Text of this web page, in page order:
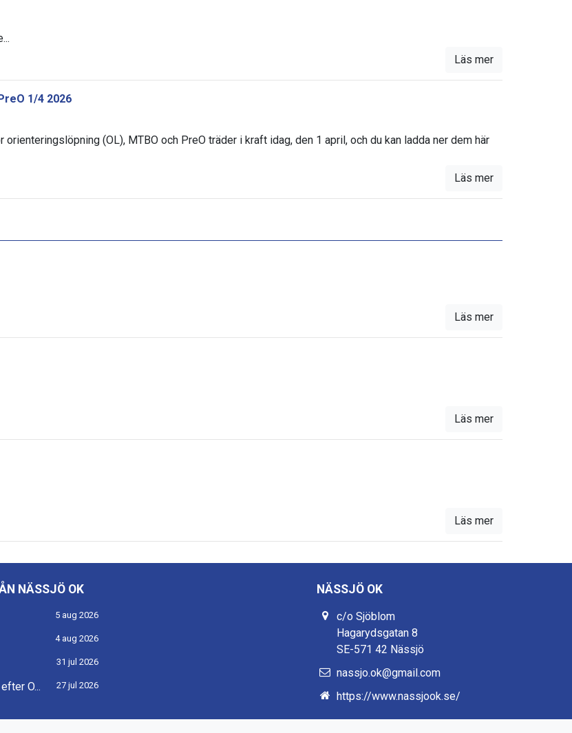
Läs mer
1/4 2026
(OL), MTBO och PreO träder i kraft idag, den 1 april, och du kan ladda ner dem här
Läs mer
Läs mer
Läs mer
Läs mer
NÄSSJÖ OK
5 aug 2026
4 aug 2026
31 jul 2026
O... 27 jul 2026
NÄSSJÖ OK
c/o Sjöblom
Hagarydsgatan 8
SE-571 42 Nässjö
nassjo.ok@gmail.com
https://www.nassjook.se/